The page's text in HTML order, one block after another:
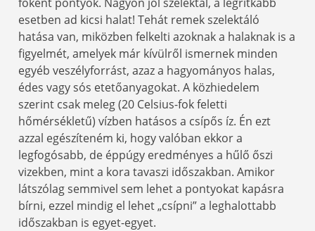
esetben ad kicsi halat! Tehát remek szelektáló
hatása van, miközben felkelti azoknak a halaknak is a
figyelmét, amelyek már kívülről ismernek minden
egyéb veszélyforrást, azaz a hagyományos halas,
édes vagy sós etetőanyagokat. A közhiedelem
szerint csak meleg (20 Celsius-fok feletti
hőmérsékletű) vízben hatásos a csípős íz. Én ezt
azzal egészíteném ki, hogy valóban ekkor a
legfogósabb, de éppúgy eredményes a hűlő őszi
vizekben, mint a kora tavaszi időszakban. Amikor
látszólag semmivel sem lehet a pontyokat kapásra
bírni, ezzel mindig el lehet „csípni” a leghalottabb
időszakban is egyet-egyet.